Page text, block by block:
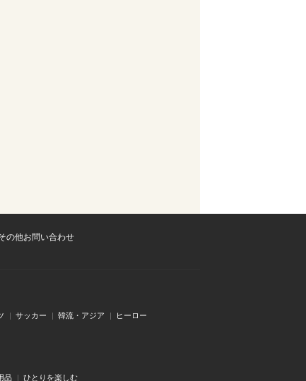
の他お問い合わせ
サッカー 韓流・アジア ヒーロー
品 ひとりを楽しむ